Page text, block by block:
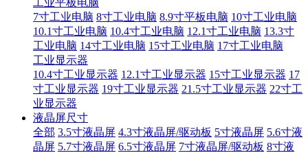
工业平板电脑
7寸工业电脑 8寸工业电脑 8.9寸平板电脑 10寸工业电脑
10.1寸工业电脑 10.4寸工业电脑 12.1寸工业电脑 13.3寸
工业电脑 14寸工业电脑 15寸工业电脑 17寸工业电脑
工业显示器
10.4寸工业显示器 12.1寸工业显示器 15寸工业显示器 17
寸工业显示器 19寸工业显示器 21.5寸工业显示器 22寸工
业显示器
液晶屏尺寸
全部 3.5寸液晶屏 4.3寸液晶屏/驱动板 5寸液晶屏 5.6寸液
晶屏 5.7寸液晶屏 6.5寸液晶屏 7寸液晶屏/驱动板 8寸液